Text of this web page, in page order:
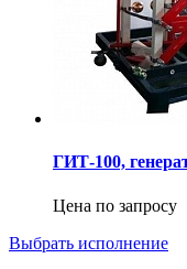
ГИТ-100,
Цена по запросу
Выбрать исполнение